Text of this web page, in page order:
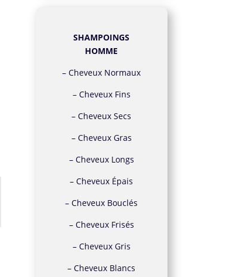
SHAMPOINGS
HOMME
–Cheveux Normaux
– Cheveux Fins
–Cheveux Secs
– Cheveux Gras
– Cheveux Longs
–Cheveux Épais
–Cheveux Bouclés
– Cheveux Frisés
– Cheveux Gris
–Cheveux Blancs